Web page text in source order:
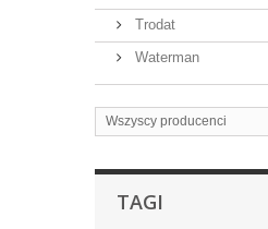
Trodat
Waterman
Wszyscy producenci
TAGI